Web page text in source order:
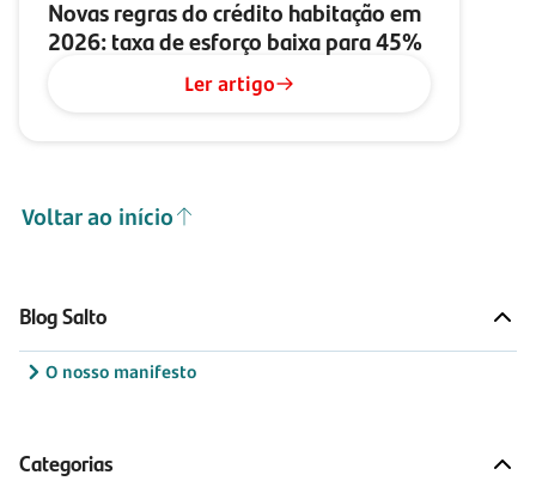
Novas regras do crédito habitação em
2026: taxa de esforço baixa para 45%
Ler artigo
Voltar ao início
Blog Salto
O nosso manifesto
Categorias